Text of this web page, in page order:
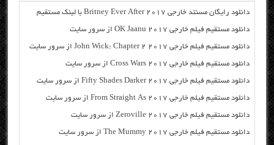
دانلود رایگان مسنتد خارجی Britney Ever After 2017 با لینک مستقیم
دانلود مستقیم فیلم خارجی OK Jaanu 2017 از سرور سایت
دانلود مستقیم فیلم خارجی John Wick: Chapter 2 2017 از سرور سایت
دانلود مستقیم فیلم خارجی Cross Wars 2017 از سرور سایت
دانلود مستقیم فیلم خارجی Fifty Shades Darker 2017 از سرور سایت
دانلود مستقیم فیلم خارجی From Straight As 2017 از سرور سایت
دانلود مستقیم فیلم خارجی Zeroville 2017 از سرور سایت
دانلود مستقیم فیلم خارجی The Mummy 2017 از سرور سایت